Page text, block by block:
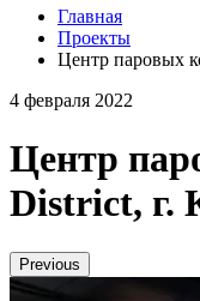
Главная
Проекты
Центр паровых
4 февраля 2022
Центр
District, г.
Previous